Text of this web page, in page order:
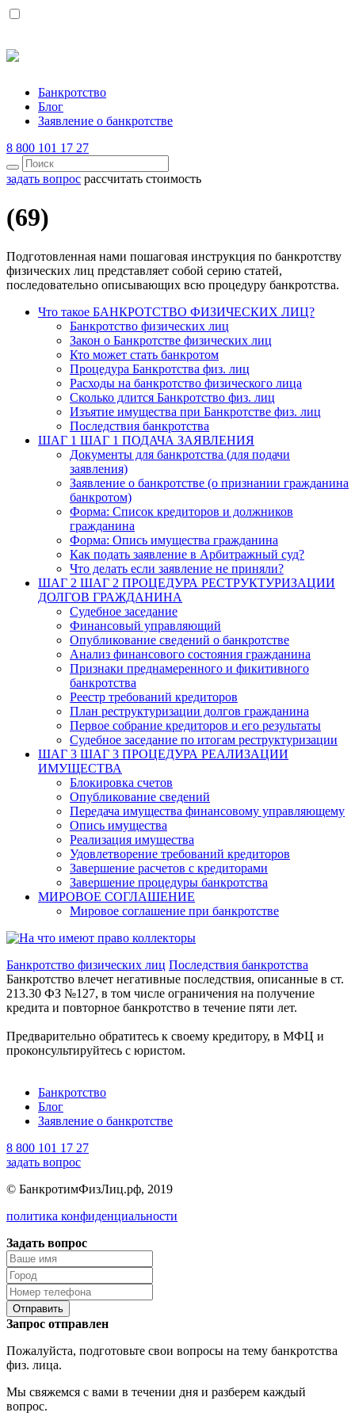
Банкротство
Блог
Заявление о банкротстве
8 800 101 17 27
задать вопрос рассчитать стоимость
(69)
Подготовленная нами пошаговая инструкция по банкротству
физических лиц представляет собой серию статей,
последовательно описывающих всю процедуру банкротства.
Что такое БАНКРОТСТВО ФИЗИЧЕСКИХ ЛИЦ?
Банкротство физических лиц
Закон о Банкротстве физических лиц
Кто может стать банкротом
Процедура Банкротства физ. лиц
Расходы на банкротство физического лица
Сколько длится Банкротство физ. лиц
Изъятие имущества при Банкротстве физ. лиц
Последствия банкротства
ШАГ 1 ШАГ 1 ПОДАЧА ЗАЯВЛЕНИЯ
Документы для банкротства (для подачи
заявления)
Заявление о банкротстве (о признании гражданина
банкротом)
Форма: Список кредиторов и должников
гражданина
Форма: Опись имущества гражданина
Как подать заявление в Арбитражный суд?
Что делать если заявление не приняли?
ШАГ 2 ШАГ 2 ПРОЦЕДУРА РЕСТРУКТУРИЗАЦИИ
ДОЛГОВ ГРАЖДАНИНА
Судебное заседание
Финансовый управляющий
Опубликование сведений о банкротстве
Анализ финансового состояния гражданина
Признаки преднамеренного и фикитивного
банкротства
Реестр требований кредиторов
План реструктуризации долгов гражданина
Первое собрание кредиторов и его результаты
Судебное заседание по итогам реструктуризации
ШАГ 3 ШАГ 3 ПРОЦЕДУРА РЕАЛИЗАЦИИ
ИМУЩЕСТВА
Блокировка счетов
Опубликование сведений
Передача имущества финансовому управляющему
Опись имущества
Реализация имущества
Удовлетворение требований кредиторов
Завершение расчетов с кредиторами
Завершение процедуры банкротства
МИРОВОЕ СОГЛАШЕНИЕ
Мировое соглашение при банкротстве
Банкротство физических лиц Последствия банкротства
Банкротство влечет негативные последствия, описанные в ст.
213.30 ФЗ №127, в том числе ограничения на получение
кредита и повторное банкротство в течение пяти лет.
Предварительно обратитесь к своему кредитору, в МФЦ и
проконсультируйтесь с юристом.
Банкротство
Блог
Заявление о банкротстве
8 800 101 17 27
задать вопрос
© БанкротимФизЛиц.рф, 2019
политика конфиденциальности
Задать вопрос
Отправить
Запрос отправлен
Пожалуйста, подготовьте свои вопросы на тему банкротства
физ. лица.
Мы свяжемся с вами в течении дня и разберем каждый
вопрос.